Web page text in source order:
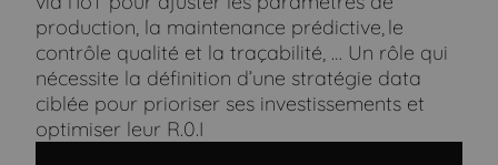
production, la maintenance prédictive, le
contrôle qualité et la traçabilité, … Un rôle qui
nécessite la définition d’une stratégie data
ciblée pour prioriser ses investissements et
optimiser leur R.0.I